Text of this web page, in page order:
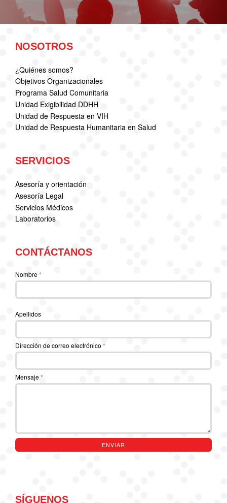
NOSOTROS
¿Quiénes somos?
Objetivos Organizacionales
Programa Salud Comunitaria
Unidad Exigibilidad DDHH
Unidad de Respuesta en VIH
Unidad de Respuesta Humanitaria en Salud
SERVICIOS
Asesoría y orientación
Asesoría Legal
Servicios Médicos
Laboratorios
CONTÁCTANOS
Nombre*
Apellidos
Dirección de correo electrónico *
Mensaje*
ENVIAR
SÍGUENOS